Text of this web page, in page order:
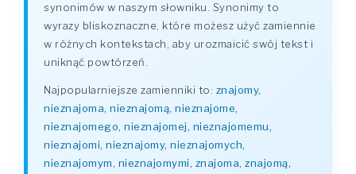
synonimów w naszym słowniku. Synonimy to
wyrazy bliskoznaczne, które możesz użyć zamiennie
w różnych kontekstach, aby urozmaicić swój tekst i
uniknąć powtórzeń.
Najpopularniejsze zamienniki to: znajomy,
nieznajoma, nieznajomą, nieznajome,
nieznajomego, nieznajomej, nieznajomemu,
nieznajomi, nieznajomy, nieznajomych,
nieznajomym, nieznajomymi, znajoma, znajomą,